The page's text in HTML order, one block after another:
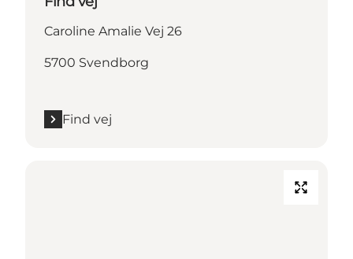
Caroline Amalie Vej 26
5700 Svendborg
Find vej